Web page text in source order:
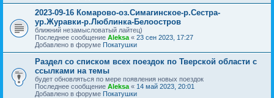
2023-09-16 Комарово-оз.Симагинское-р.Сестра-
ур.Журавки-р.Люблинка-Белоостров
ближний незамысловатый лайтец)
Последнее сообщение Aleksa « 23 сен 2023, 17:27
Добавлено в форуме Покатушки
Раздел со списком всех поездок по Тверской области с
ссылками на темы
будет обновляться по мере появления новых поездок
Последнее сообщение Aleksa « 14 май 2023, 20:01
Добавлено в форуме Покатушки